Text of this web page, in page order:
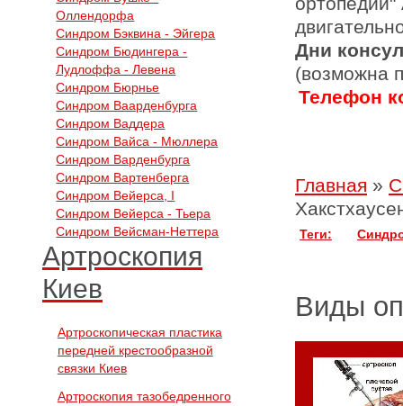
Оллендорфа
Синдром Бэквина - Эйгера
Синдром Бюдингера -
Лудлоффа - Левена
Синдром Бюрнье
Синдром Ваарденбурга
Синдром Ваддера
Синдром Вайса - Мюллера
Синдром Варденбурга
Синдром Вартенберга
Синдром Вейерса, I
Синдром Вейерса - Тьера
Синдром Вейсман-Неттера
Артроскопия
Киев
Артроскопическая пластика
передней крестообразной
связки Киев
Артроскопия тазобедренного
Дни
(возможна
Телефон
Главная »
Теги:
Виды